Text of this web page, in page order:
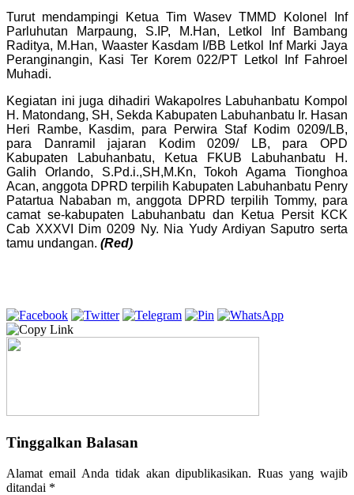
Turut mendampingi Ketua Tim Wasev TMMD Kolonel Inf
Parluhutan Marpaung, S.IP, M.Han, Letkol Inf Bambang
Raditya, M.Han, Waaster Kasdam I/BB Letkol Inf Marki Jaya
Peranginangin, Kasi Ter Korem 022/PT Letkol Inf Fahroel
Muhadi.
Kegiatan ini juga dihadiri Wakapolres Labuhanbatu Kompol
H. Matondang, SH, Sekda Kabupaten Labuhanbatu Ir. Hasan
Heri Rambe, Kasdim, para Perwira Staf Kodim 0209/LB,
para Danramil jajaran Kodim 0209/ LB, para OPD
Kabupaten Labuhanbatu, Ketua FKUB Labuhanbatu H.
Galih Orlando, S.Pd.i.,SH,M.Kn, Tokoh Agama Tionghoa
Acan, anggota DPRD terpilih Kabupaten Labuhanbatu Penry
Patartua Nababan m, anggota DPRD terpilih Tommy, para
camat se-kabupaten Labuhanbatu dan Ketua Persit KCK
Cab XXXVI Dim 0209 Ny. Nia Yudy Ardiyan Saputro serta
tamu undangan. (Red)
Tinggalkan Balasan
Alamat email Anda tidak akan dipublikasikan. Ruas yang wajib
ditandai *